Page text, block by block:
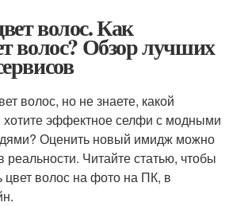
волос. Как
волос? Обзор лучших
волос, но не знаете, какой
хотите эффектное селфи с модными
Оценить новый имидж можно
реальности. Читайте статью, чтобы
цвет волос на фото на ПК, в